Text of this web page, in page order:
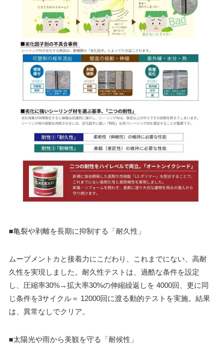
■亀裂や剥離を長期に抑制する「耐久性」
ムーブメントカと接着力にこだわり、これまでにない、高耐
久性を実現しました。耐久性テストは、過酷な条件を設定
し、圧縮率30%→拡大率30%の伸縮繰返しを 4000回、更に同
じ条件を3サイクル＝ 12000回に渡る動的テストを実施。結果
は、異常なしでクリア。
■太陽光や雨から美観を守る「耐候性」